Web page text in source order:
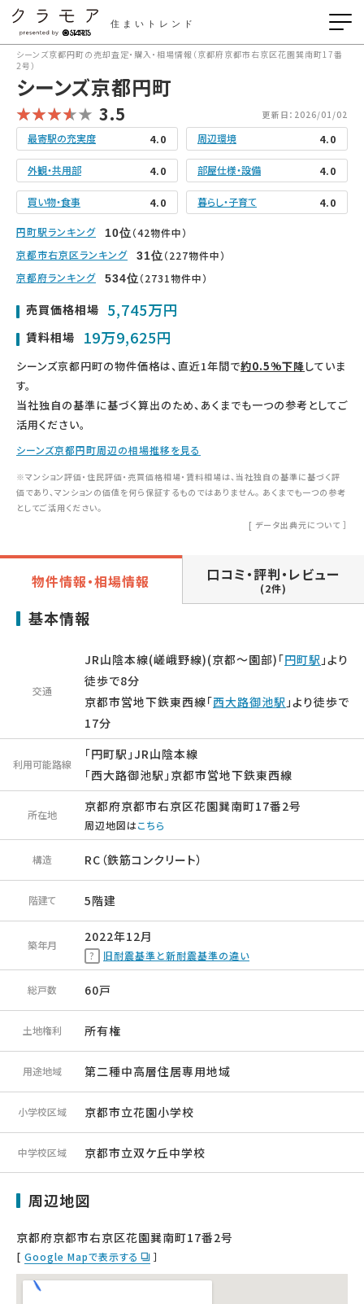
住まいトレンド
シーンズ京都円町の売却査定・購入・相場情報（京都府京都市右京区花園巽南町17番
2号）
シーンズ京都円町
3.5 更新日：2026/01/02
最寄駅の充実度 4.0 周辺環境 4.0
外観・共用部 4.0 部屋仕様・設備 4.0
買い物・食事 4.0 暮らし・子育て 4.0
円町駅ランキング 10位（42物件中）
京都市右京区ランキング
31位（227物件中）
京都府ランキング
534位（2731物件中）
売買価格相場 5,745万円
賃料相場 19万9,625円
シーンズ京都円町の物件価格は、直近1年間で約0.5%下降していま
す。
当社独自の基準に基づく算出のため、あくまでも一つの参考としてご
活用ください。
シーンズ京都円町周辺の相場推移を見る
※マンション評価・住民評価・売買価格相場・賃料相場は、当社独自の基準に基づく評
価であり、マンションの価値を何ら保証するものではありません。 あくまでも一つの参考
としてご活用ください。
[ データ出典元について ］
物件情報・相場情報 口コミ・評判・レビュー
(2件)
基本情報
交通
JR山陰本線(嵯峨野線)(京都～園部)「円町駅」より
徒歩で8分
京都市営地下鉄東西線「西大路御池駅」より徒歩で
17分
利用可能路線
「円町駅」JR山陰本線
「西大路御池駅」京都市営地下鉄東西線
所在地
京都府京都市右京区花園巽南町17番2号
周辺地図はこちら
構造 RC（鉄筋コンクリート）
階建て 5階建
築年月
2022年12月
旧耐震基準と新耐震基準の違い
総戸数 60戸
土地権利 所有権
用途地域 第二種中高層住居専用地域
小学校区域 京都市立花園小学校
中学校区域 京都市立双ケ丘中学校
周辺地図
京都府京都市右京区花園巽南町17番2号
[ Google Mapで表示する ］